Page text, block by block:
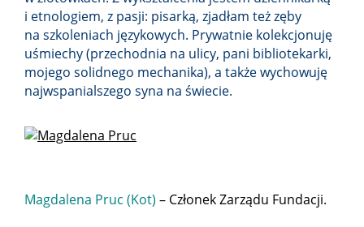
i etnologiem, z pasji: pisarką, zjadłam też zęby
na szkoleniach językowych. Prywatnie kolekcjonuję
uśmiechy (przechodnia na ulicy, pani bibliotekarki,
mojego solidnego mechanika), a także wychowuję
najwspanialszego syna na świecie.
Magdalena Pruc (Kot) – Członek Zarządu Fundacji.